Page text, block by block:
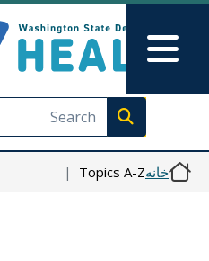
Execute search
Main Menu
خانهTopics A-Z